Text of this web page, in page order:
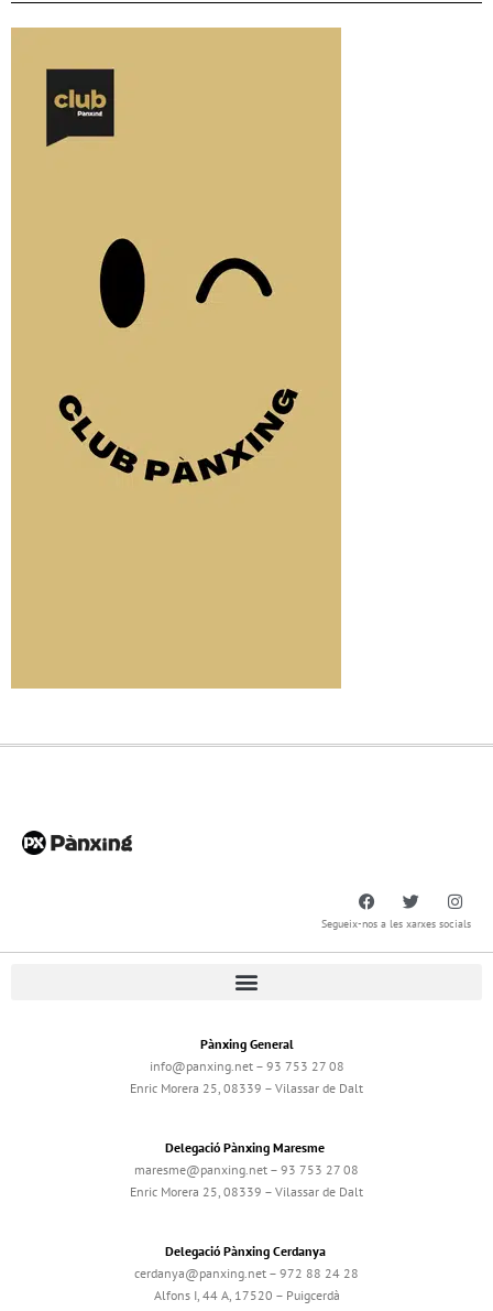
Segueix-nos a les xarxes socials
Pànxing General
info@panxing.net – 93 753 27 08
Enric Morera 25, 08339 – Vilassar de Dalt
Delegació Pànxing Maresme
maresme@panxing.net – 93 753 27 08
Enric Morera 25, 08339 – Vilassar de Dalt
Delegació Pànxing Cerdanya
cerdanya@panxing.net – 972 88 24 28
Alfons I, 44 A, 17520 – Puigcerdà